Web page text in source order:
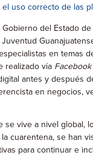
el uso correcto de las
del Estado
en temas
realizado vía
antes y después
en negocios,
se vive a nivel global,
cuarentena, se han
para continuar e